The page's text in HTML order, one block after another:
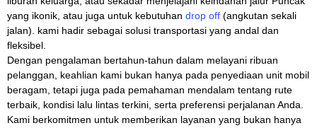
yang ikonik, atau juga untuk kebutuhan drop off (angkutan sekali
jalan). kami hadir sebagai solusi transportasi yang andal dan
fleksibel.
Dengan pengalaman bertahun-tahun dalam melayani ribuan
pelanggan, keahlian kami bukan hanya pada penyediaan unit mobil
beragam, tetapi juga pada pemahaman mendalam tentang rute
terbaik, kondisi lalu lintas terkini, serta preferensi perjalanan Anda.
Kami berkomitmen untuk memberikan layanan yang bukan hanya